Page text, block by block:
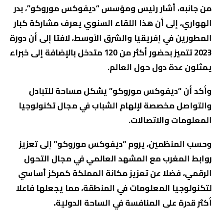
من جانبه، أشار رئيس ومؤسس “ديفوكس موروكو”، بدر
الهواري، إلى أن هذا اللقاء السنوي يعرف مشاركة كبار
المطورين في إفريقيا والشرق الأوسط، لافتا إلى أن دورة
2023 تتميز بحضور أكثر من 120 متدخل بالإضافة إلى خبراء
يمثلون عدة دول حول العالم.
وأكد أن “ديفوكس موروكو” يشكل مساحة للتبادل
والتواصل مخصصة لإلهام الشباب في مجال تكنولوجيا
المعلومات والاتصالات.
وحسب المنظمين، يروم “ديفوكس موروكو” إلى تعزيز
روابط المغرب مع المشهد العالمي في مجال التحول
الرقمي، فضلا عن تعزيز مكانة المملكة كمركز أساسي
لتكنولوجيا المعلومات في المنطقة، مما يجعلها فاعلا
أكثر قدرة على المنافسة في الساحة الدولية.